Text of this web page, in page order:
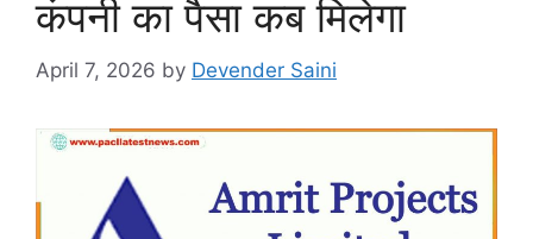
कंपनी का पैसा कब मिलेगा
April 7, 2026 by Devender Saini